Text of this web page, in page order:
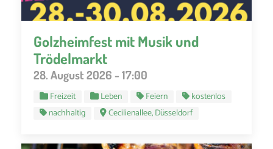
Golzheimfest mit Musik und
Trödelmarkt
28. August 2026 - 17:00
Freizeit Leben Feiern
kostenlos
nachhaltig
Cecilienallee, Düsseldorf